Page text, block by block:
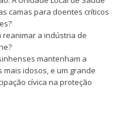
camas para doentes críticos
reanimar a indústria de
mantenham a
idosos, e um grande
cívica na proteção